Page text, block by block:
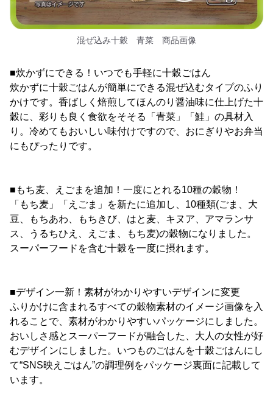
混ぜ込み十穀 青菜 商品画像
■炊かずにできる！いつでも手軽に十穀ごはん
炊かずに十穀ごはんが簡単にできる混ぜ込むタイプのふり
かけです。香ばしく焙煎してほんのり醤油味に仕上げた十
穀に、彩りも良く食欲をそそる「青菜」「鮭」の具材入
り。冷めてもおいしい味付けですので、おにぎりやお弁当
にもぴったりです。
■もち麦、えごまを追加！一度にとれる10種の穀物！
「もち麦」「えごま」を新たに追加し、10種類(ごま、大
豆、もちあわ、もちきび、はと麦、キヌア、アマランサ
ス、うるちひえ、えごま、もち麦)の穀物になりました。
スーパーフードを含む十穀を一度に摂れます。
■デザイン一新！素材がわかりやすいデザインに変更
ふりかけに含まれるすべての穀物素材のイメージ画像を入
れることで、素材がわかりやすいパッケージにしました。
おいしさ感とスーパーフードが融合した、大人の女性が好
むデザインにしました。いつものごはんを十穀ごはんにし
て“SNS映えごはん”の調理例をパッケージ裏面に記載して
います。